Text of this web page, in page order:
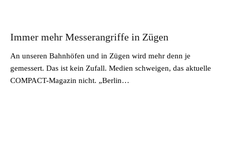
Immer mehr Messerangriffe in Zügen
An unseren Bahnhöfen und in Zügen wird mehr denn je
gemessert. Das ist kein Zufall. Medien schweigen, das aktuelle
COMPACT-Magazin nicht. „Berlin…